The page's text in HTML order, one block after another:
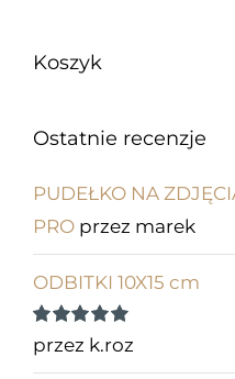
Koszyk
Ostatnie recenzje
PUDEŁKO NA
PRO przez marek
ODBITKI 10X15 cm
Oceniono5
na 5
przez k.roz